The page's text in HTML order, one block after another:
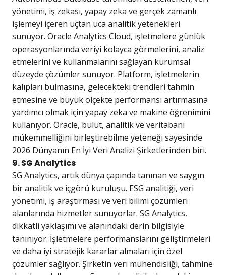
yönetimi, iş zekası, yapay zeka ve gerçek zamanlı
işlemeyi içeren uçtan uca analitik yetenekleri
sunuyor. Oracle Analytics Cloud, işletmelere günlük
operasyonlarında veriyi kolayca görmelerini, analiz
etmelerini ve kullanmalarını sağlayan kurumsal
düzeyde çözümler sunuyor. Platform, işletmelerin
kalıpları bulmasına, gelecekteki trendleri tahmin
etmesine ve büyük ölçekte performansı artırmasına
yardımcı olmak için yapay zeka ve makine öğrenimini
kullanıyor. Oracle, bulut, analitik ve veritabanı
mükemmelliğini birleştirebilme yeteneği sayesinde
2026 Dünyanın En İyi Veri Analizi Şirketlerinden biri.
9. SG Analytics
SG Analytics, artık dünya çapında tanınan ve saygın
bir analitik ve içgörü kuruluşu. ESG analitiği, veri
yönetimi, iş araştırması ve veri bilimi çözümleri
alanlarında hizmetler sunuyorlar. SG Analytics,
dikkatli yaklaşımı ve alanındaki derin bilgisiyle
tanınıyor. İşletmelere performanslarını geliştirmeleri
ve daha iyi stratejik kararlar almaları için özel
çözümler sağlıyor. Şirketin veri mühendisliği, tahmine